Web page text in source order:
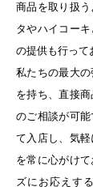
商品を取り扱
タやハイコー
の提供も行って
私たちの最大
を持ち、直接
のご相談が可
て入店し、気
を常に心がけ
ズにお応えす